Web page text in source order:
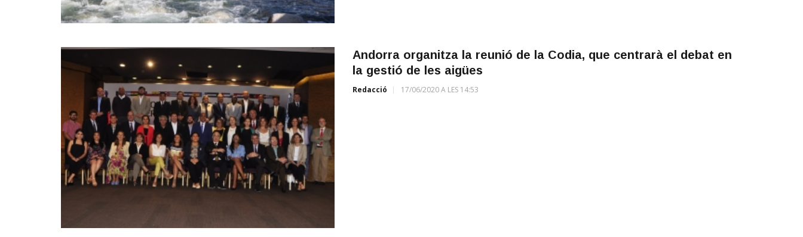
Andorra organitza la reunió de la Codia, que centrarà el debat en
la gestió de les aigües
Redacció 17/06/2020 A LES 14:53